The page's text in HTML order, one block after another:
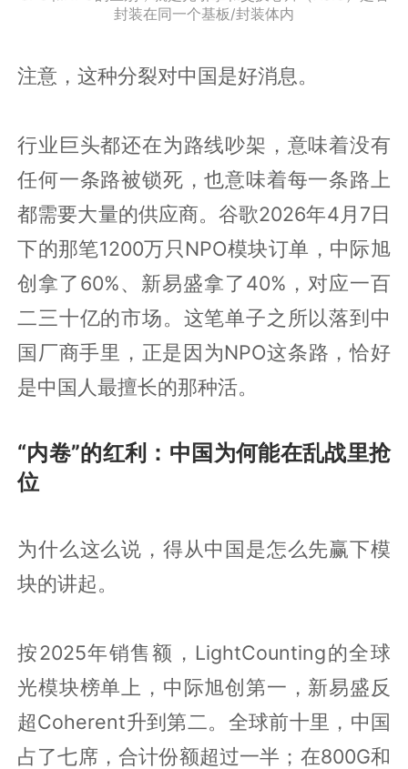
封装在同一个基板/封装体内
注意，这种分裂对中国是好消息。
行业巨头都还在为路线吵架，意味着没有
任何一条路被锁死，也意味着每一条路上
都需要大量的供应商。谷歌2026年4月7日
下的那笔1200万只NPO模块订单，中际旭
创拿了60%、新易盛拿了40%，对应一百
二三十亿的市场。这笔单子之所以落到中
国厂商手里，正是因为NPO这条路，恰好
是中国人最擅长的那种活。
“内卷”的红利：中国为何能在乱战里抢
位
为什么这么说，得从中国是怎么先赢下模
块的讲起。
按2025年销售额，LightCounting的全球
光模块榜单上，中际旭创第一，新易盛反
超Coherent升到第二。全球前十里，中国
占了七席，合计份额超过一半；在800G和